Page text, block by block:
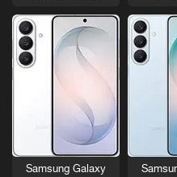
Samsung Galaxy